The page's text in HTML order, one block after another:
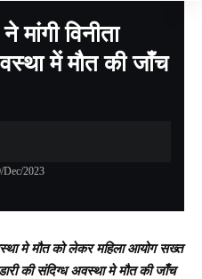
>UTTARAKHAND>DEHRADUN
मांगी विनीता
में मौत की जाँच
Dec/2023
मे मौत को लेकर महिला आयोग सख्त
की संदिग्ध अवस्था मे मौत की जाँच